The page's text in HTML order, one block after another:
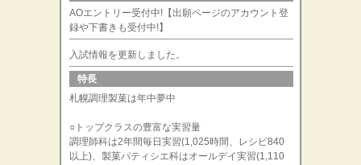
AOエントリー受付中!【出願ページのアカウント登
録や下書きも受付中!】
入試情報を更新しました。
特長
札幌調理製菓は年中夢中
○トップクラスの豊富な実習量
調理師科は2年間毎日実習(1,025時間、レシピ840
以上)、製菓パティシエ科はオールデイ実習(1,110